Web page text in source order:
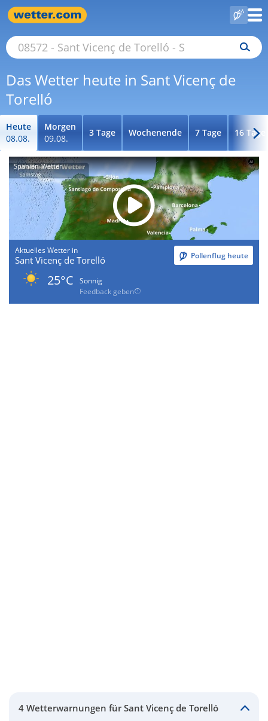
Das Wetter heute in Sant Vicenç de
Torelló
Heute
08.08.
Morgen
09.08.
3 Tage Wochenende 7 Tage 16 Tage
Spanien-Wetter
Aktuelles Wetter in
Sant Vicenç de Torelló Pollenflug heute
25°C
Sonnig
Feedback geben
4 Wetterwarnungen für Sant Vicenç de Torelló